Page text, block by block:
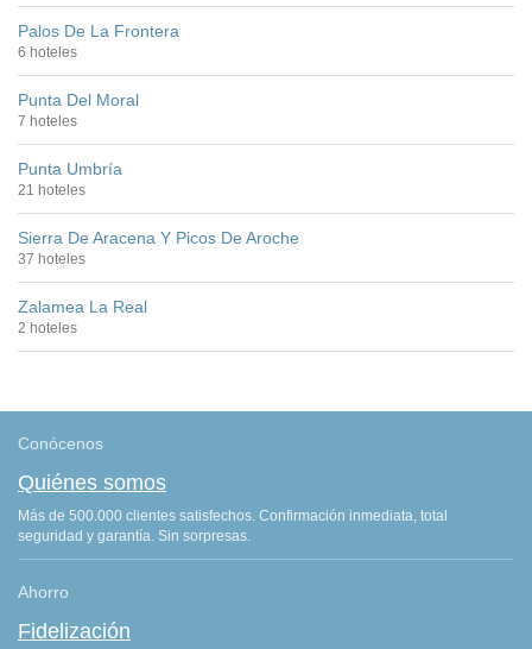
Palos De La Frontera
6 hoteles
Punta Del Moral
7 hoteles
Punta Umbría
21 hoteles
Sierra De Aracena Y Picos De Aroche
37 hoteles
Zalamea La Real
2 hoteles
Conócenos
Quiénes somos
Más de 500.000 clientes satisfechos. Confirmación inmediata, total
seguridad y garantía. Sin sorpresas.
Ahorro
Fidelización